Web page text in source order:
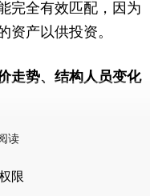
全有效匹配，因为
资产以供投资。
走势、结构人员变化
读
限